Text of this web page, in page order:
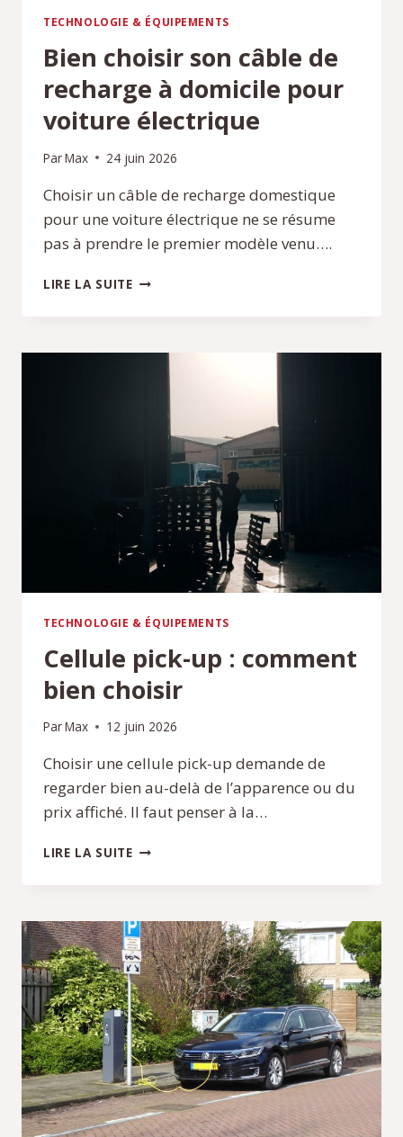
TECHNOLOGIE & ÉQUIPEMENTS
Bien choisir son câble de
recharge à domicile pour
voiture électrique
ParMax 24 juin 2026
Choisir un câble de recharge domestique
pour une voiture électrique ne se résume
pas à prendre le premier modèle venu….
LIRE LA SUITEBIEN
DE
RECHARGE
DOMICILE
VOITURE
ÉLECTRIQUE
TECHNOLOGIE & ÉQUIPEMENTS
Cellule pick-up : comment
bien choisir
ParMax 12 juin 2026
Choisir une cellule pick-up demande de
regarder bien au-delà de l’apparence ou du
prix affiché. Il faut penser à la…
LIRE LA SUITECELLULE
COMMENT
BIEN
CHOISIR